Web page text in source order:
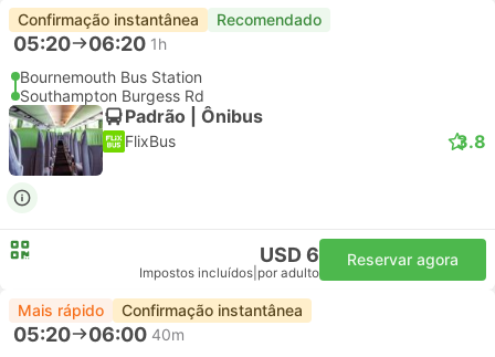
Confirmação instantânea Recomendado
05:20 06:20 1h
Bournemouth Bus Station
Southampton Burgess Rd
Padrão | Ônibus
FlixBus 3.8
USD 6
Impostos incluídos por adulto
Reservar agora
Mais rápido Confirmação instantânea
05:20 06:00 40m